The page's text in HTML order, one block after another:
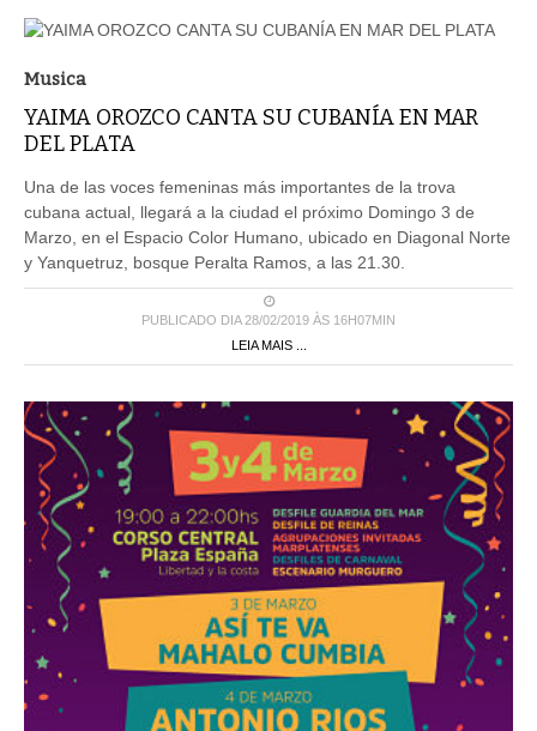
Musica
YAIMA OROZCO CANTA SU CUBANÍA EN MAR
DEL PLATA
Una de las voces femeninas más importantes de la trova
cubana actual, llegará a la ciudad el próximo Domingo 3 de
Marzo, en el Espacio Color Humano, ubicado en Diagonal Norte
y Yanquetruz, bosque Peralta Ramos, a las 21.30.
PUBLICADO DIA 28/02/2019 ÀS 16H07MIN
LEIA MAIS ...